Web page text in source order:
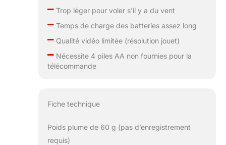
–Trop léger pour voler s’il y a du vent
–Temps de charge des batteries assez long
–Qualité vidéo limitée (résolution jouet)
–Nécessite 4 piles AA non fournies pour la
télécommande
Fiche technique
Poids plume de 60 g (pas d’enregistrement
requis)